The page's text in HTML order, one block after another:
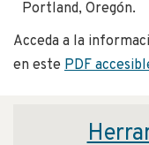
Acceda a la
en este PDF